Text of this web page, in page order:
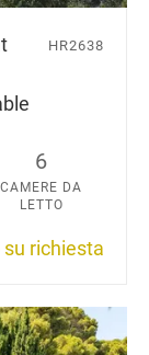
HR2638
6
CAMERE DA
LETTO
su richiesta